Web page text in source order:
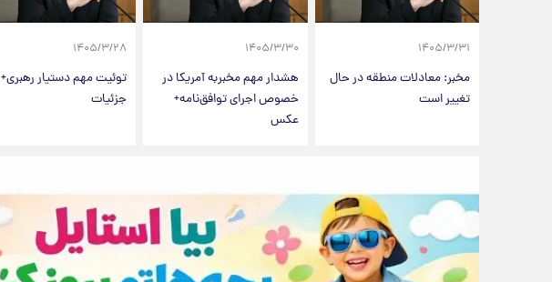
۱۴۰۵/۳/۳۱
مخبر:‌ معادلات منطقه در حال
تغییر است
۱۴۰۵/۳/۳۰
هشدار مهم مخبربه آمریکا در
خصوص اجرای توافق‌نامه+
عکس
۱۴۰۵/۳/۲۸
توئیت مهم دستیار رهبری+
جزئیات